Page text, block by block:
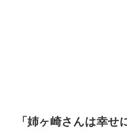
「姉ヶ崎さんは幸せ